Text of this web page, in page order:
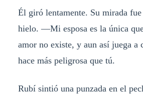
Él giró lentamente. Su mirada
hielo. —Mi esposa es la única
amor no existe, y aun así juega a
hace más peligrosa que tú.
Rubí sintió una punzada en el